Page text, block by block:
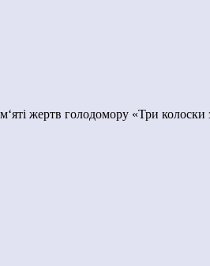
жертв голодомору «Три